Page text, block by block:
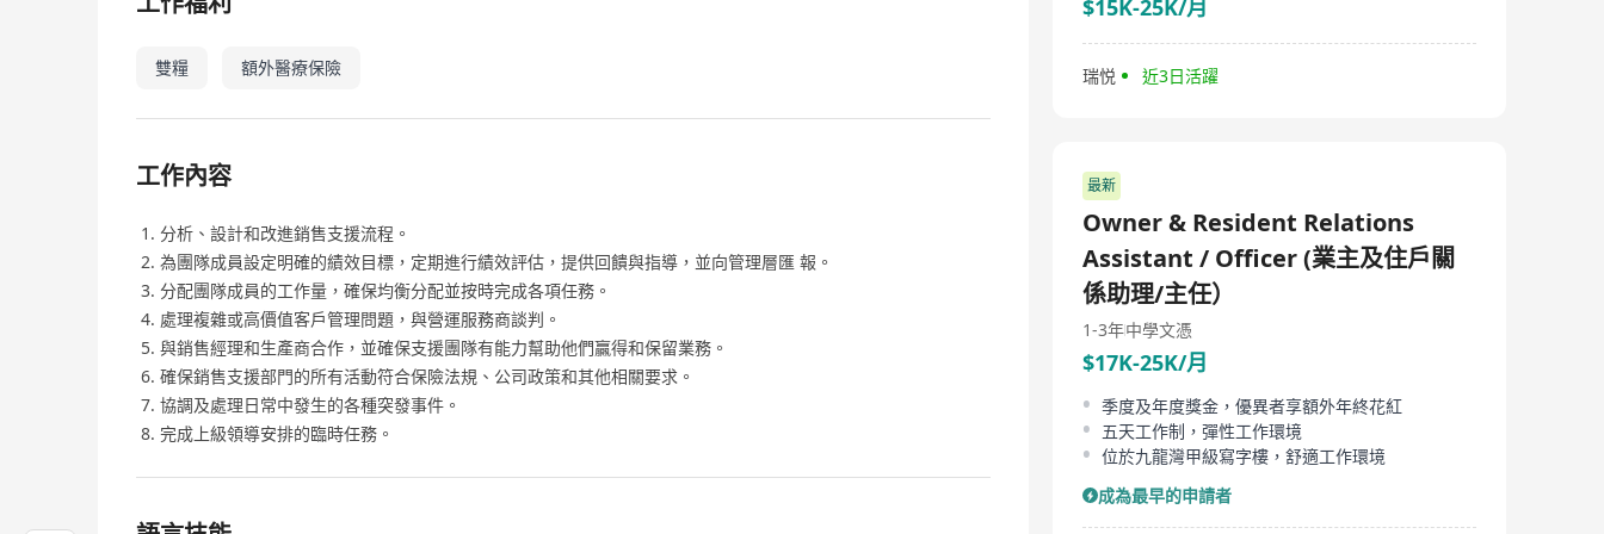
雙糧 額外醫療保險
工作內容
分析、設計和改進銷售支援流程。
為團隊成員設定明確的績效目標，定期進行績效評估，提供回饋與指導，並向管理層匯 報。
分配團隊成員的工作量，確保均衡分配並按時完成各項任務。
處理複雜或高價值客戶管理問題，與營運服務商談判。
與銷售經理和生產商合作，並確保支援團隊有能力幫助他們贏得和保留業務。
確保銷售支援部門的所有活動符合保險法規、公司政策和其他相關要求。
協調及處理日常中發生的各種突發事件。
完成上級領導安排的臨時任務。
$15K-25K/月
瑞悦 近3日活躍
最新
Owner & Resident Relations
Assistant / Officer (業主及住戶關
係助理/主任）
1-3年中學文憑
$17K-25K/月
季度及年度獎金，優異者享額外年終花紅
五天工作制，彈性工作環境
位於九龍灣甲級寫字樓，舒適工作環境
成為最早的申請者